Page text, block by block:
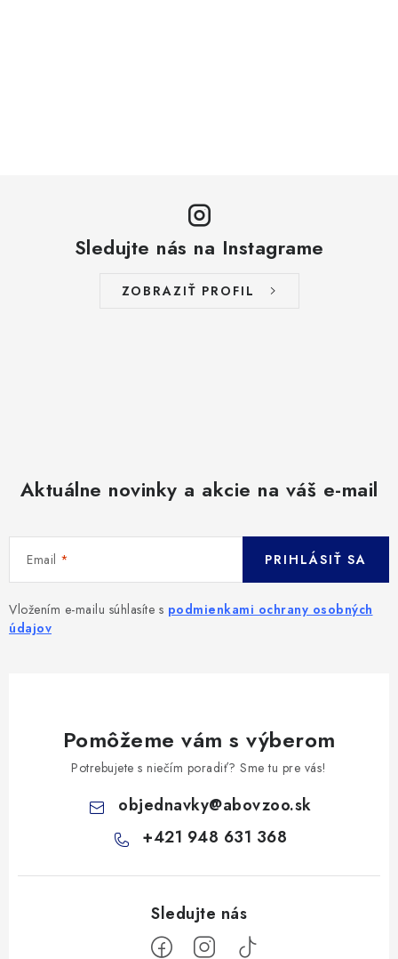
Sledujte nás na Instagrame
ZOBRAZIŤ PROFIL
Aktuálne novinky a akcie na váš e-mail
Email
Vložením e-mailu súhlasíte s podmienkami ochrany osobných
údajov
PRIHLÁSIŤ SA
Pomôžeme vám s výberom
Potrebujete s niečím poradiť? Sme tu pre vás!
objednavky@abovzoo.sk
+421 948 631 368